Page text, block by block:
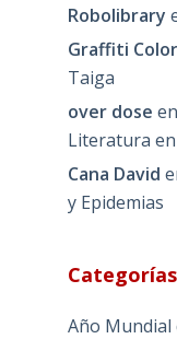
Robolibrary
Graffiti
Taiga
over dose en
Literatura
Cana David
y Epidemias
Categorías
Año Mundial